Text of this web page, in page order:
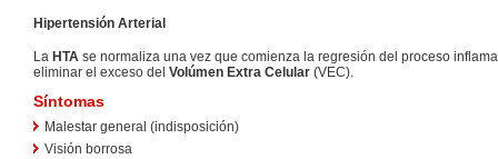
Hipertensión Arterial
La HTA se normaliza una vez que comienza la regresión del proceso
eliminar el exceso del Volúmen Extra Celular (VEC).
Síntomas
Malestar general (indisposición)
Visión borrosa